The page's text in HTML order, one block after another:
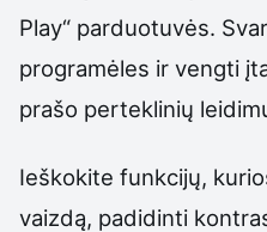
Play“ parduotuvės.
programėles ir vengti
prašo perteklinių
Ieškokite funkcijų,
vaizdą, padidinti